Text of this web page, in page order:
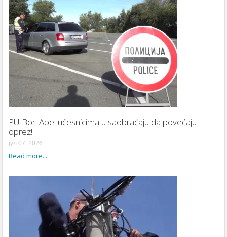
PU Bor: Apel učesnicima u saobraćaju da povećaju
oprez!
јул 07, 2026
Read more...